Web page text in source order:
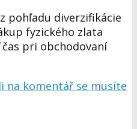
pohľadu diverzifikácie
fyzického zlata
pri obchodovaní
na komentář se musíte